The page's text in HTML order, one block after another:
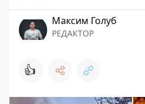
Максим Голуб
РЕДАКТОР
👍